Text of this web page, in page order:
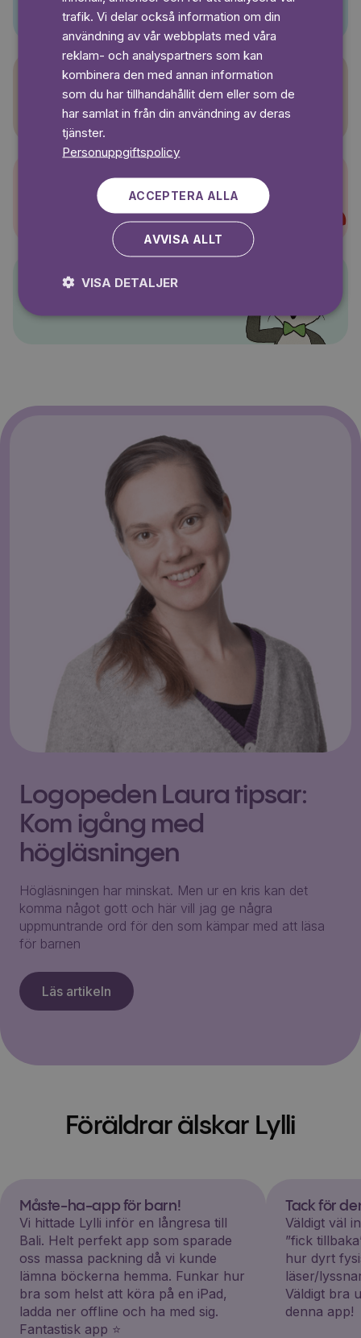
Sagasagor
Super-Charlie
Logopeden Laura tipsar:
Kom igång med
högläsningen
Högläsningen har minskat. Men ur en kris kan det
komma något gott och här vill jag ge några
uppmuntrande ord för den som kämpar med att läsa
för barnen
Läs artikeln
Föräldrar älskar Lylli
Måste-ha-app för barn!
Vi hittade Lylli inför en långresa till
Bali. Helt perfekt app som sparade
oss massa packning då vi kunde
lämna böckerna hemma. Funkar hur
bra som helst att köra på en iPad,
ladda ner offline och ha med sig.
Fantastisk app ⭐️
Tack för
Väldigt väl
”fick
hur dyrt
läser/
Väldigt bra
denna app!
trafik. Vi delar också information om din
användning av vår webbplats med våra
reklam- och analyspartners som kan
kombinera den med annan information
som du har tillhandahållit dem eller som de
har samlat in från din användning av deras
tjänster.
Personuppgiftspolicy
ACCEPTERA ALLA
AVVISA ALLT
VISA DETALJER